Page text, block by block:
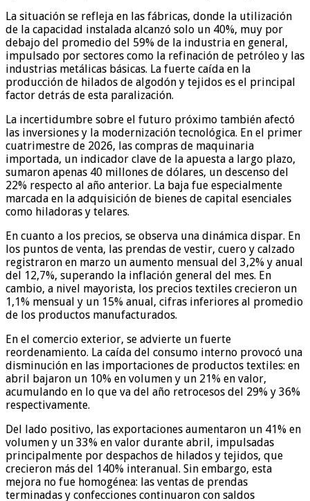
La situación se refleja en las fábricas, donde la utilización
de la capacidad instalada alcanzó solo un 40%, muy por
debajo del promedio del 59% de la industria en general,
impulsado por sectores como la refinación de petróleo y las
industrias metálicas básicas. La fuerte caída en la
producción de hilados de algodón y tejidos es el principal
factor detrás de esta paralización.
La incertidumbre sobre el futuro próximo también afectó
las inversiones y la modernización tecnológica. En el primer
cuatrimestre de 2026, las compras de maquinaria
importada, un indicador clave de la apuesta a largo plazo,
sumaron apenas 40 millones de dólares, un descenso del
22% respecto al año anterior. La baja fue especialmente
marcada en la adquisición de bienes de capital esenciales
como hiladoras y telares.
En cuanto a los precios, se observa una dinámica dispar. En
los puntos de venta, las prendas de vestir, cuero y calzado
registraron en marzo un aumento mensual del 3,2% y anual
del 12,7%, superando la inflación general del mes. En
cambio, a nivel mayorista, los precios textiles crecieron un
1,1% mensual y un 15% anual, cifras inferiores al promedio
de los productos manufacturados.
En el comercio exterior, se advierte un fuerte
reordenamiento. La caída del consumo interno provocó una
disminución en las importaciones de productos textiles: en
abril bajaron un 10% en volumen y un 21% en valor,
acumulando en lo que va del año retrocesos del 29% y 36%
respectivamente.
Del lado positivo, las exportaciones aumentaron un 41% en
volumen y un 33% en valor durante abril, impulsadas
principalmente por despachos de hilados y tejidos, que
crecieron más del 140% interanual. Sin embargo, esta
mejora no fue homogénea: las ventas de prendas
terminadas y confecciones continuaron con saldos